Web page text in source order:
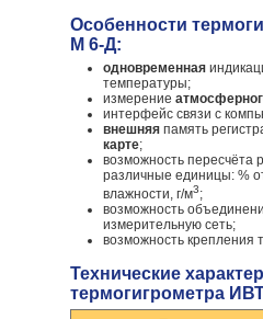
Особенности
М 6-Д:
одновременная
температуры;
измерение
интерфейс связи с
внешняя память
карте;
возможность пересчёта
различные единицы: %
влажности, г/м3;
возможность
измерительную сеть;
возможность крепления
Технические
термогигрометра